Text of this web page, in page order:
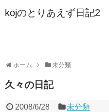
kojのとりあえず日記2
ホーム 未分類
久々の日記
2008/6/28 未分類